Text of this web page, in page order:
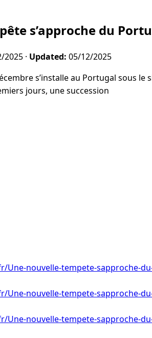
s’approche du
2025 · Updated: 05/12/2025
s’installe au Portugal sous le
jours, une succession
Une-nouvelle-tempete-sapproche-
Une-nouvelle-tempete-sapproche-
Une-nouvelle-tempete-sapproche-